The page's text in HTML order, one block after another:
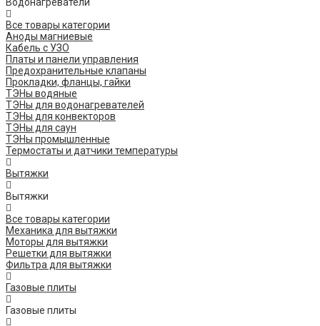
Все товары категории
Аноды магниевые
Кабель с УЗО
Платы и панели управления
Предохранительные клапаны
Прокладки, фланцы, гайки
ТЭНы водяные
ТЭНы для водонагревателей
ТЭНы для конвекторов
ТЭНы для саун
ТЭНы промышленные
Термостаты и датчики температуры
Вытяжки
Вытяжки
Все товары категории
Механика для вытяжки
Моторы для вытяжки
Решетки для вытяжки
Фильтра для вытяжки
Газовые плиты
Газовые плиты